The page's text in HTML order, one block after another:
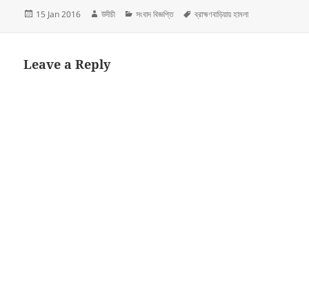
Posted
15 Jan 2016 Author
উদীচী Categories
সংবাদ বিজ্ঞপ্তি Tags
ব্রাহ্মণবাড়িয়ায় হামলা
Leave a Reply